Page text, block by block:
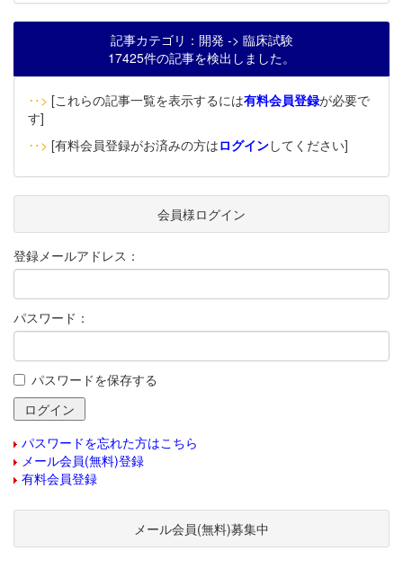
記事カテゴリ：開発 -> 臨床試験
17425件の記事を検出しました。
‥> [これらの記事一覧を表示するには有料会員登録が必要で
す]
‥> [有料会員登録がお済みの方はログインしてください]
会員様ログイン
登録メールアドレス：
パスワード：
パスワードを保存する
パスワードを忘れた方はこちら
メール会員(無料)登録
有料会員登録
メール会員(無料)募集中